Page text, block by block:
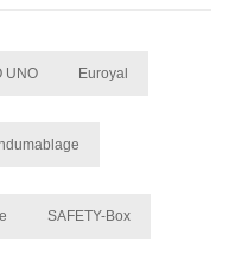
UNO Euroyal
SAFETY-Box